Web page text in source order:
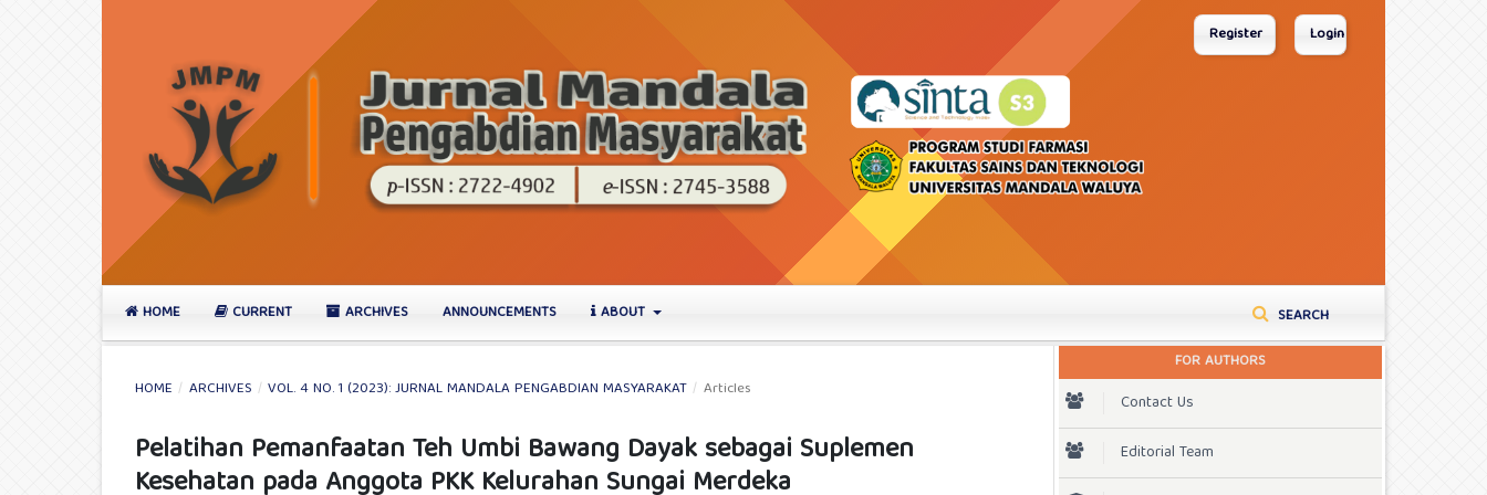
HOME CURRENT ARCHIVES ANNOUNCEMENTS ABOUT SEARCH
Register Login
HOME / ARCHIVES / VOL. 4 NO. 1 (2023): JURNAL MANDALA PENGABDIAN MASYARAKAT / Articles
Pelatihan Pemanfaatan Teh Umbi Bawang Dayak sebagai Suplemen
Kesehatan pada Anggota PKK Kelurahan Sungai Merdeka
FOR AUTHORS
Contact Us
Editorial Team